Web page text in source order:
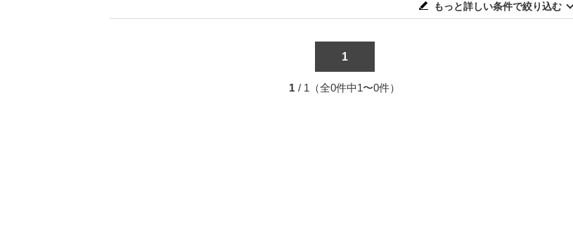
もっと詳しい条件で絞り込む
1
1 / 1（全0件中1〜0件）